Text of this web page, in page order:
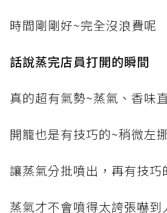
時間剛剛好~完全沒浪費呢
話說蒸完店員打開的瞬間
真的超有氣勢~蒸氣、香味
開籠也是有技巧的~稍微左
讓蒸氣分批噴出，再有技巧
蒸氣才不會噴得太誇張嚇到